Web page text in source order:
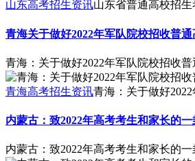
山东高考招生资讯山东省普通高校招生
青海关于做好2022年军队院校招收普
青海：关于做好2022年军队院校招收
青海高考招生资讯青海：关于做好
内蒙古：致2022年高考考生和家长的一
内蒙古：致2022年高考考生和家长的一